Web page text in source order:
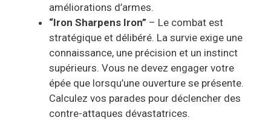
améliorations d’armes.
“Iron Sharpens Iron” – Le combat est
stratégique et délibéré. La survie exige une
connaissance, une précision et un instinct
supérieurs. Vous ne devez engager votre
épée que lorsqu’une ouverture se présente.
Calculez vos parades pour déclencher des
contre-attaques dévastatrices.